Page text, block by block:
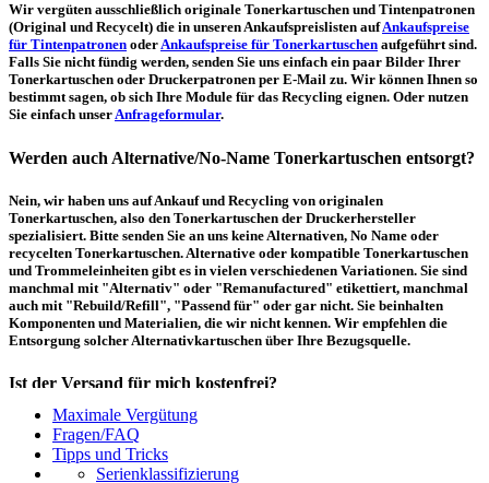
Wir vergüten ausschließlich originale Tonerkartuschen und Tintenpatronen
(Original und Recycelt) die in unseren Ankaufspreislisten aufAnkaufspreise
für Tintenpatronen oderAnkaufspreise für Tonerkartuschen aufgeführt sind.
Falls Sie nicht fündig werden, senden Sie uns einfach ein paar Bilder Ihrer
Tonerkartuschen oder Druckerpatronen per E-Mail zu. Wir können Ihnen so
bestimmt sagen, ob sich Ihre Module für das Recycling eignen. Oder nutzen
Sie einfach unserAnfrageformular.
Werden auch Alternative/No-Name Tonerkartuschen entsorgt?
Nein, wir haben uns auf Ankauf und Recycling von originalen
Tonerkartuschen, also den Tonerkartuschen der Druckerhersteller
spezialisiert. Bitte senden Sie an uns keine Alternativen, No Name oder
recycelten Tonerkartuschen. Alternative oder kompatible Tonerkartuschen
und Trommeleinheiten gibt es in vielen verschiedenen Variationen. Sie sind
manchmal mit "Alternativ" oder "Remanufactured" etikettiert, manchmal
auch mit "Rebuild/Refill", "Passend für" oder gar nicht. Sie beinhalten
Komponenten und Materialien, die wir nicht kennen. Wir empfehlen die
Entsorgung solcher Alternativkartuschen über Ihre Bezugsquelle.
Ist der Versand für mich kostenfrei?
Ein kostenfreier, innerdeutscher Versand (Paketmarke bzw.
Palettenabholung) ist erst ab einem Ankaufswert von 30,00€ pro Paket bzw.
150,00€ pro Palette möglich. Unter diesen Werten belaufen sich die
Rücksendekosten auf 7,14€ pro Paket bzw. 59,50€ pro Palette (inkl. MwSt.).
Maximale Vergütung
Fragen/FAQ
Tipps und Tricks
Serienklassifizierung